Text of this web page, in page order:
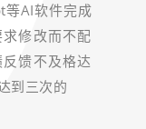
等AI软件完成
修改而不配
馈不及格达
到三次的